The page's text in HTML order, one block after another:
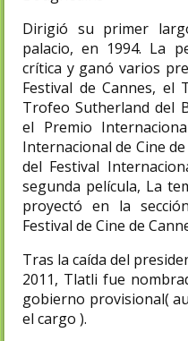
Dirigió su primer
palacio, en 1994. La
crítica y ganó varios
Festival de Cannes, el
Trofeo Sutherland del
el Premio
Internacional de Cine
del Festival
segunda película, La
proyectó en la
Festival de Cine de
Tras la caída del
2011, Tlatli fue
gobierno provisional(
el cargo ).